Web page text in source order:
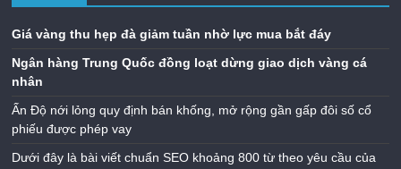
Giá vàng thu hẹp đà giảm tuần nhờ lực mua bắt đáy
Ngân hàng Trung Quốc đồng loạt dừng giao dịch vàng cá
nhân
Ấn Độ nới lỏng quy định bán khống, mở rộng gần gấp đôi số cổ
phiếu được phép vay
Dưới đây là bài viết chuẩn SEO khoảng 800 từ theo yêu cầu của